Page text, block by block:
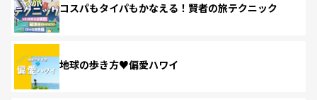
コスパもタイパもかなえる！賢者の旅テクニック
地球の歩き方♥偏愛ハワイ